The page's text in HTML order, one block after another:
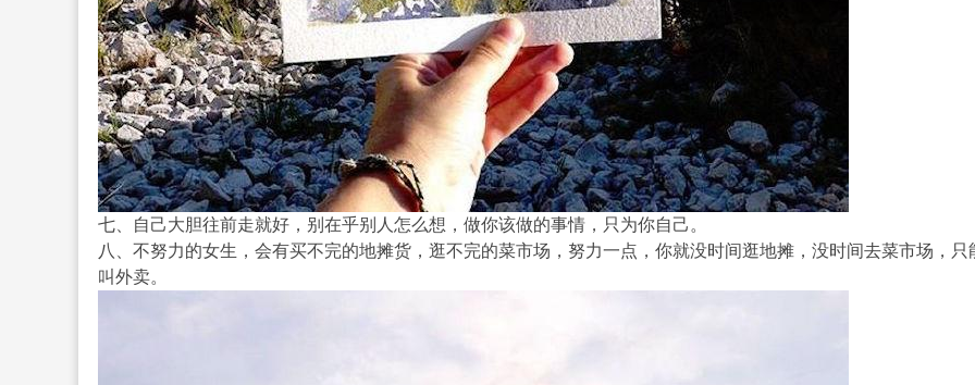
七、自己大胆往前走就好，别在乎别人怎么想，做你该做的事情，只为你自己。
八、不努力的女生，会有买不完的地摊货，逛不完的菜市场，努力一点，你就没时间逛地摊，没时间去菜市场，只
叫外卖。